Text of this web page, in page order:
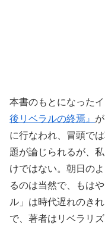
本書のもとになった
後リベラルの終焉』
に行なわれ、冒頭で
題が論じられるが、
けではない。朝日の
るのは当然で、もは
ル」は時代遅れのき
で、著者はリベラリ